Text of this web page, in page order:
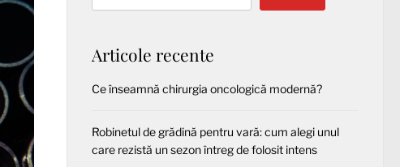
Articole recente
Ce înseamnă chirurgia oncologică modernă?
Robinetul de grădină pentru vară: cum alegi unul
care rezistă un sezon întreg de folosit intens